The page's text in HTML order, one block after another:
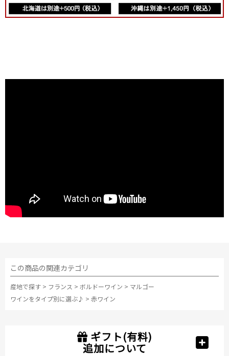
この商品の関連カテゴリ
産地で探す > フランス > ボルドーワイン > マルゴー
ワインをタイプ別に選ぶ♪ > 赤ワイン
ギフト(有料)
追加について